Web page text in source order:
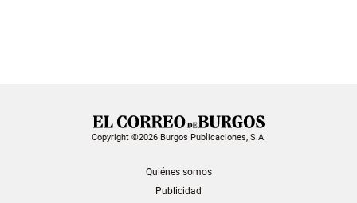
Copyright ©2026 Burgos Publicaciones, S.A.
Quiénes somos
Publicidad